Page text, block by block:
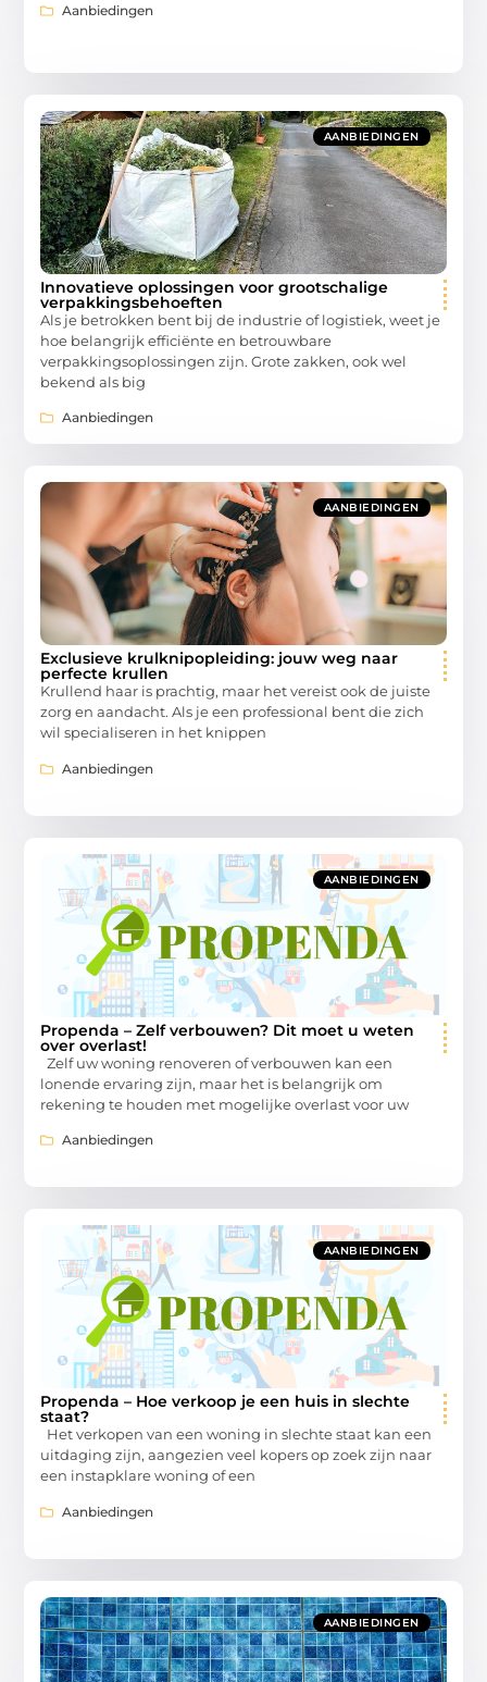
Aanbiedingen
AANBIEDINGEN
Innovatieve oplossingen voor grootschalige
verpakkingsbehoeften
Als je betrokken bent bij de industrie of logistiek, weet je
hoe belangrijk efficiënte en betrouwbare
verpakkingsoplossingen zijn. Grote zakken, ook wel
bekend als big
Aanbiedingen
AANBIEDINGEN
Exclusieve krulknipopleiding: jouw weg naar
perfecte krullen
Krullend haar is prachtig, maar het vereist ook de juiste
zorg en aandacht. Als je een professional bent die zich
wil specialiseren in het knippen
Aanbiedingen
AANBIEDINGEN
Propenda – Zelf verbouwen? Dit moet u weten
over overlast!
Zelf uw woning renoveren of verbouwen kan een
lonende ervaring zijn, maar het is belangrijk om
rekening te houden met mogelijke overlast voor uw
Aanbiedingen
AANBIEDINGEN
Propenda – Hoe verkoop je een huis in slechte
staat?
Het verkopen van een woning in slechte staat kan een
uitdaging zijn, aangezien veel kopers op zoek zijn naar
een instapklare woning of een
Aanbiedingen
AANBIEDINGEN